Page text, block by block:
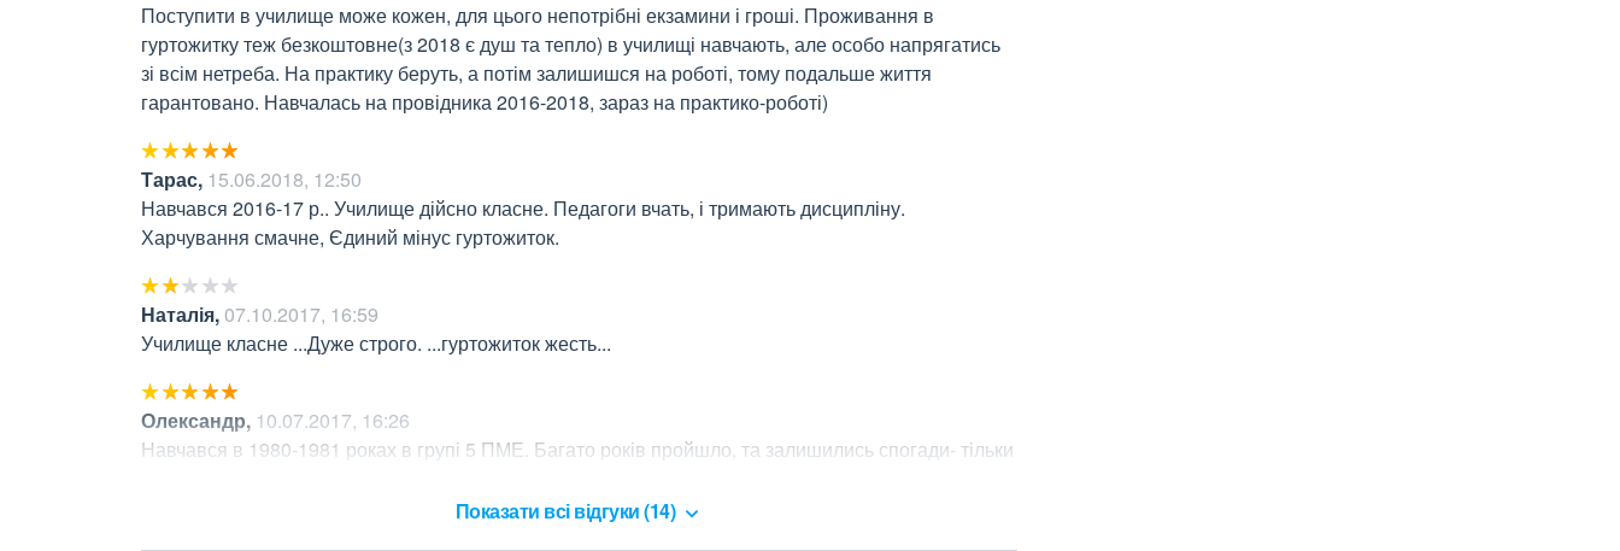
Поступити в училище може кожен, для цього непотрібні екзамини і гроші. Проживання в
гуртожитку теж безкоштовне(з 2018 є душ та тепло) в училищі навчають, але особо напрягатись
зі всім нетреба. На практику беруть, а потім залишишся на роботі, тому подальше життя
гарантовано. Навчалась на провідника 2016-2018, зараз на практико-роботі)
Тарас, 15.06.2018, 12:50
Навчався 2016-17 р.. Училище дійсно класне. Педагоги вчать, і тримають дисципліну.
Харчування смачне, Єдиний мінус гуртожиток.
Наталія,07.10.2017, 16:59
Училище класне ...Дуже строго. ...гуртожиток жесть...
Олександр, 10.07.2017, 16:26
Навчався в 1980-1981 роках в групі 5 ПМЕ. Багато років пройшло, та залишились спогади- тільки
Показати всі відгуки (14)